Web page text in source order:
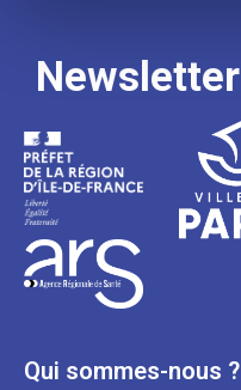
Newsletter
Qui sommes-nous ?